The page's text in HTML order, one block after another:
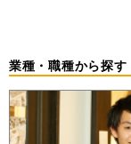
業種・職種から探す